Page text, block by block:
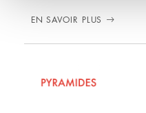
EN SAVOIR PLUS